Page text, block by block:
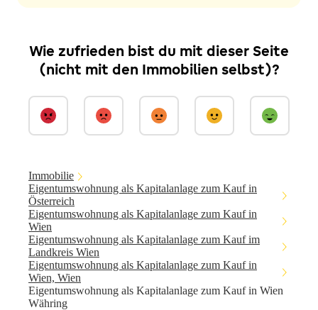
Wie zufrieden bist du mit dieser Seite
(nicht mit den Immobilien selbst)?
Immobilie
Eigentumswohnung als Kapitalanlage zum Kauf in
Österreich
Eigentumswohnung als Kapitalanlage zum Kauf in
Wien
Eigentumswohnung als Kapitalanlage zum Kauf im
Landkreis Wien
Eigentumswohnung als Kapitalanlage zum Kauf in
Wien, Wien
Eigentumswohnung als Kapitalanlage zum Kauf in Wien
Währing